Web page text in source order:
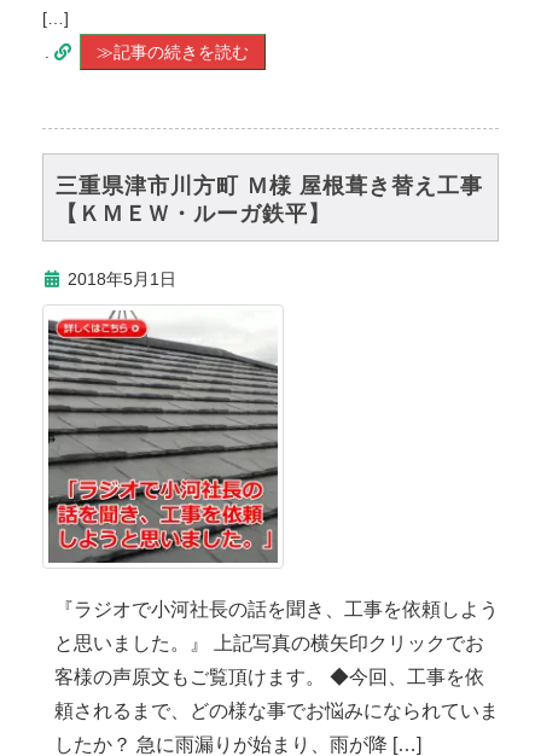
[…]
≫記事の続きを読む
三重県津市川方町 Ｍ様 屋根葺き替え工事
【ＫＭＥＷ・ルーガ鉄平】
2018年5月1日
『ラジオで小河社長の話を聞き、工事を依頼しよう
と思いました。』 上記写真の横矢印クリックでお
客様の声原文もご覧頂けます。 ◆今回、工事を依
頼されるまで、どの様な事でお悩みになられていま
したか？ 急に雨漏りが始まり、雨が降 […]